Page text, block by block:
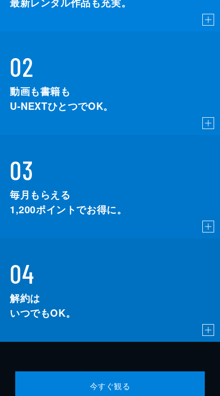
02
動画も書籍も
U-NEXTひとつでOK。
03
毎月もらえる
1,200ポイントでお得に。
04
解約は
いつでもOK。
今すぐ観る